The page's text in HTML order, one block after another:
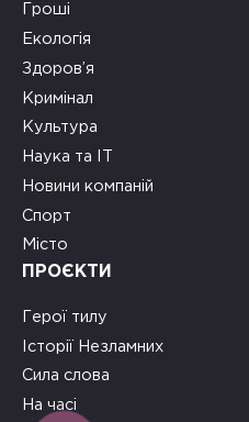
Гроші
Екологія
Здоров’я
Кримінал
Культура
Наука та ІТ
Новини компаній
Спорт
Місто
ПРОЄКТИ
Герої тилу
Історії Незламних
Сила слова
На часі